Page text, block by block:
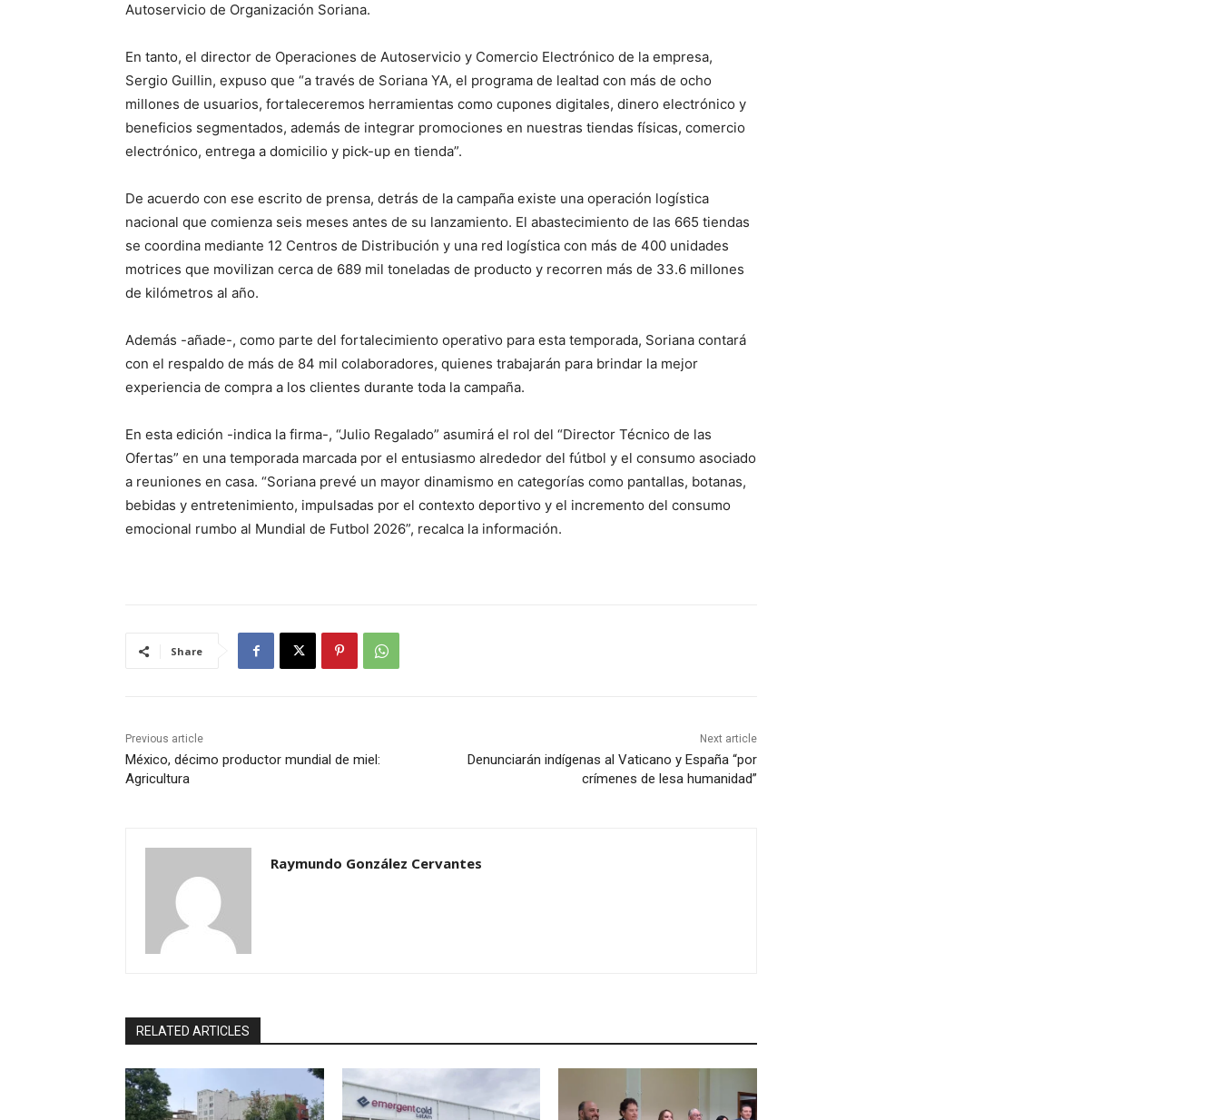
Autoservicio de Organización Soriana.
En tanto, el director de Operaciones de Autoservicio y Comercio Electrónico de la empresa,
Sergio Guillin, expuso que “a través de Soriana YA, el programa de lealtad con más de ocho
millones de usuarios, fortaleceremos herramientas como cupones digitales, dinero electrónico y
beneficios segmentados, además de integrar promociones en nuestras tiendas físicas, comercio
electrónico, entrega a domicilio y pick-up en tienda”.
De acuerdo con ese escrito de prensa, detrás de la campaña existe una operación logística
nacional que comienza seis meses antes de su lanzamiento. El abastecimiento de las 665 tiendas
se coordina mediante 12 Centros de Distribución y una red logística con más de 400 unidades
motrices que movilizan cerca de 689 mil toneladas de producto y recorren más de 33.6 millones
de kilómetros al año.
Además -añade-, como parte del fortalecimiento operativo para esta temporada, Soriana contará
con el respaldo de más de 84 mil colaboradores, quienes trabajarán para brindar la mejor
experiencia de compra a los clientes durante toda la campaña.
En esta edición -indica la firma-, “Julio Regalado” asumirá el rol del “Director Técnico de las
Ofertas” en una temporada marcada por el entusiasmo alrededor del fútbol y el consumo asociado
a reuniones en casa. “Soriana prevé un mayor dinamismo en categorías como pantallas, botanas,
bebidas y entretenimiento, impulsadas por el contexto deportivo y el incremento del consumo
emocional rumbo al Mundial de Futbol 2026”, recalca la información.
Share
Previous article
México, décimo productor mundial de miel:
Agricultura
Next article
Denunciarán indígenas al Vaticano y España “por
crímenes de lesa humanidad”
Raymundo González Cervantes
RELATED ARTICLES